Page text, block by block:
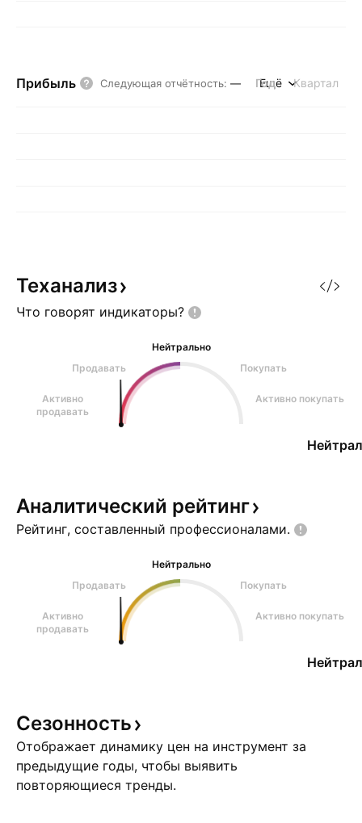
Прибыль Следующая отчётность: — Год Квартал
Ещё
Теханализ
Что говорят индикаторы?
Нейтрально
Продавать
Покупать
Активно
продавать
Активно покупать
Аналитический рейтинг
Рейтинг, составленный профессионалами.
Нейтрально
Продавать
Покупать
Активно
продавать
Активно покупать
Сезонность
Отображает динамику цен на инструмент за
предыдущие годы, чтобы выявить
повторяющиеся тренды.